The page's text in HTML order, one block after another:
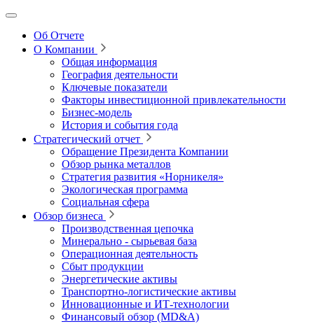
Об Отчете
О Компании
Общая информация
География деятельности
Ключевые показатели
Факторы инвестиционной привлекательности
Бизнес-модель
История и события года
Стратегический отчет
Обращение Президента Компании
Обзор рынка металлов
Стратегия развития «Норникеля»
Экологическая программа
Социальная сфера
Обзор бизнеса
Производственная цепочка
Минерально ‑ сырьевая база
Операционная деятельность
Сбыт продукции
Энергетические активы
Транспортно-логистические активы
Инновационные и ИТ‑технологии
Финансовый обзор (MD&A)